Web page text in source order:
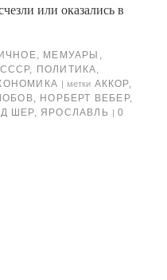
или оказались в
, МЕМУАРЫ ,
, ПОЛИТИКА,
| метки АККОР,
, НОРБЕРТ ВЕБЕР,
ШЕР, ЯРОСЛАВЛЬ | 0